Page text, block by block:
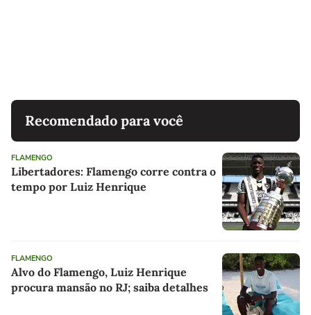
Recomendado para você
FLAMENGO
Libertadores: Flamengo corre contra o
tempo por Luiz Henrique
FLAMENGO
Alvo do Flamengo, Luiz Henrique
procura mansão no RJ; saiba detalhes